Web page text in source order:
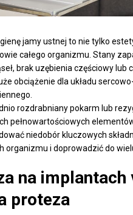
jamy ustnej to nie tylko
całego organizmu. Stany
brak uzębienia częściowy lub
obciążenie dla układu
rozdrabniany pokarm lub
pełnowartościowych
niedobór kluczowych
organizmu i doprowadzić do
na implantach
proteza